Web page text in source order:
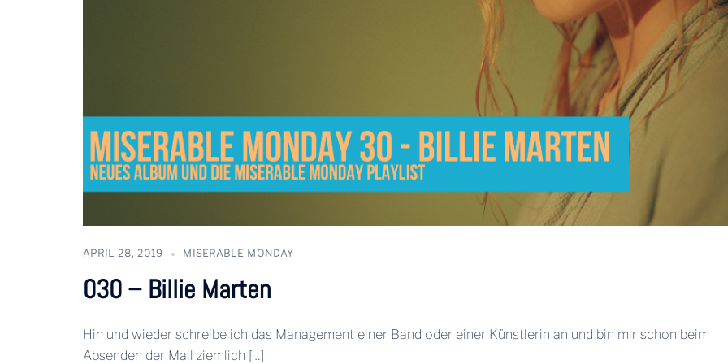
APRIL 28, 2019 MISERABLE MONDAY
030 – Billie Marten
Hin und wieder schreibe ich das Management einer Band oder einer Künstlerin an und bin mir schon beim
Absenden der Mail ziemlich […]